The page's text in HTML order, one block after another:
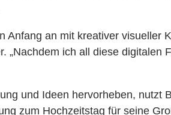
an mit kreativer visueller
„Nachdem ich all diese
und Ideen hervorheben, nutzt
zum Hochzeitstag für seine